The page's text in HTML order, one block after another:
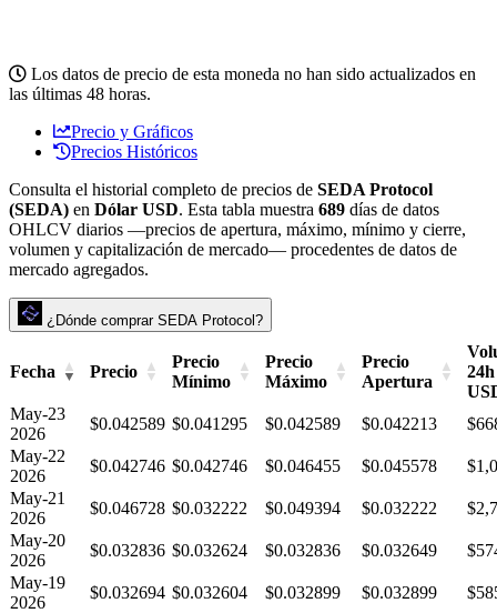
Los datos de precio de esta moneda no han sido actualizados en
las últimas 48 horas.
Precio y Gráficos
Precios Históricos
Consulta el historial completo de precios de SEDA Protocol
(SEDA) en Dólar USD. Esta tabla muestra 689 días de datos
OHLCV diarios —precios de apertura, máximo, mínimo y cierre,
volumen y capitalización de mercado— procedentes de datos de
mercado agregados.
¿Dónde comprar SEDA Protocol?
Fecha Precio
Precio
Mínimo
Precio
Máximo
Precio
Apertura
24h
May-23
2026
$0.042589 $0.041295 $0.042589 $0.042213
May-22
2026
$0.042746 $0.042746 $0.046455 $0.045578
May-21
2026
$0.046728 $0.032222 $0.049394 $0.032222
May-20
2026
$0.032836 $0.032624 $0.032836 $0.032649
May-19
2026
$0.032694 $0.032604 $0.032899 $0.032899